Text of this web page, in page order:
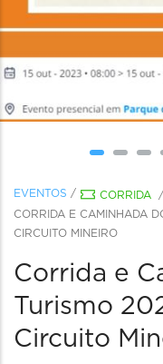
EVENTOS / CORRIDA /
CORRIDA E CAMINHADA
CIRCUITO MINEIRO
Corrida e
Turismo
Circuito